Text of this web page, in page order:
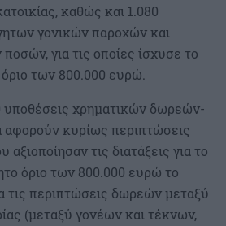
καθώς και 1.080
γονικών παροχών και
για τις οποίες ίσχυσε το
των 800.000 ευρώ.
υποθέσεις χρηματικών δωρεών-
κυρίως περιπτώσεις
τις διατάξεις για το
όριο των 800.000 ευρώ το
τις περιπτώσεις δωρεών μεταξύ
(μεταξύ γονέων και τέκνων,